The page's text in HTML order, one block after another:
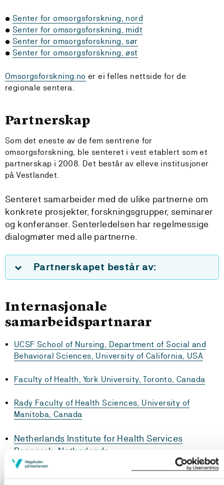
• Senter for omsorgsforskning, nord
• Senter for omsorgsforskning, midt
• Senter for omsorgsforskning, sør
• Senter for omsorgsforskning, øst
Omsorgsforskning.no er ei felles nettside for de
regionale sentera.
Partnerskap
Som det eneste av de fem sentrene for
omsorgsforskning, ble senteret i vest etablert som et
partnerskap i 2008. Det består av elleve institusjoner
på Vestlandet.
Senteret samarbeider med de ulike partnerne om
konkrete prosjekter, forskningsgrupper, seminarer
og konferanser. Senterledelsen har regelmessige
dialogmøter med alle partnerne.
Partnerskapet består av:
Internasjonale
samarbeidspartnarar
UCSF School of Nursing, Department of Social and
Behavioral Sciences, University of California, USA
Faculty of Health, York University, Toronto, Canada
Rady Faculty of Health Sciences, University of
Manitoba, Canada
Netherlands Institute for Health Services
Research, Netherlands